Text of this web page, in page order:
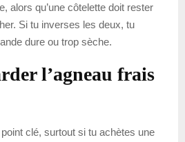
alors qu’une côtelette doit rester
Si tu inverses les deux, tu
dure ou trop sèche.
l’agneau frais
clé, surtout si tu achètes une